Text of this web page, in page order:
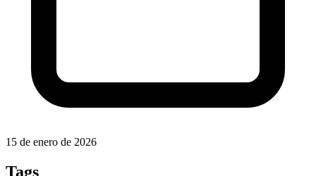
15 de enero de 2026
Tags